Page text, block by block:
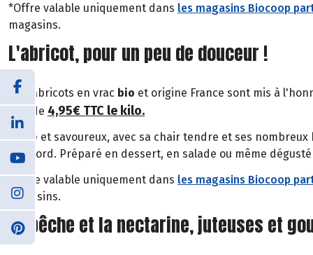
*Offre valable uniquement dans les magasins Biocoop
magasins.
L'abricot, pour un peu de douceur !
Nos abricots en vrac bio et origine France sont mis à
prix de 4,95€ TTC le kilo.
Sucré et savoureux, avec sa chair tendre et ses
d'accord. Préparé en dessert, en salade ou même
*Offre valable uniquement dans les magasins Biocoop
magasins.
La pêche et la nectarine, juteuses et